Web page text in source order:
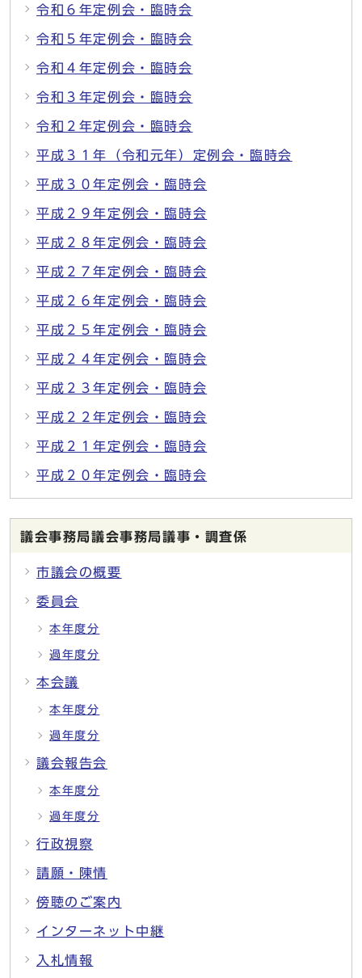
令和６年定例会・臨時会
令和５年定例会・臨時会
令和４年定例会・臨時会
令和３年定例会・臨時会
令和２年定例会・臨時会
平成３１年（令和元年）定例会・臨時会
平成３０年定例会・臨時会
平成２９年定例会・臨時会
平成２８年定例会・臨時会
平成２７年定例会・臨時会
平成２６年定例会・臨時会
平成２５年定例会・臨時会
平成２４年定例会・臨時会
平成２３年定例会・臨時会
平成２２年定例会・臨時会
平成２１年定例会・臨時会
平成２０年定例会・臨時会
議会事務局議会事務局議事・調査係
市議会の概要
委員会
本年度分
過年度分
本会議
本年度分
過年度分
議会報告会
本年度分
過年度分
行政視察
請願・陳情
傍聴のご案内
インターネット中継
入札情報